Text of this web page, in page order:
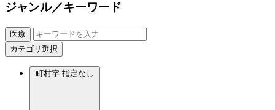
ジャンル／キーワード
医療
カテゴリ選択
町村字 指定なし